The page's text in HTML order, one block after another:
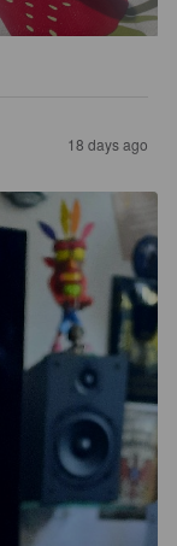
18 days ago